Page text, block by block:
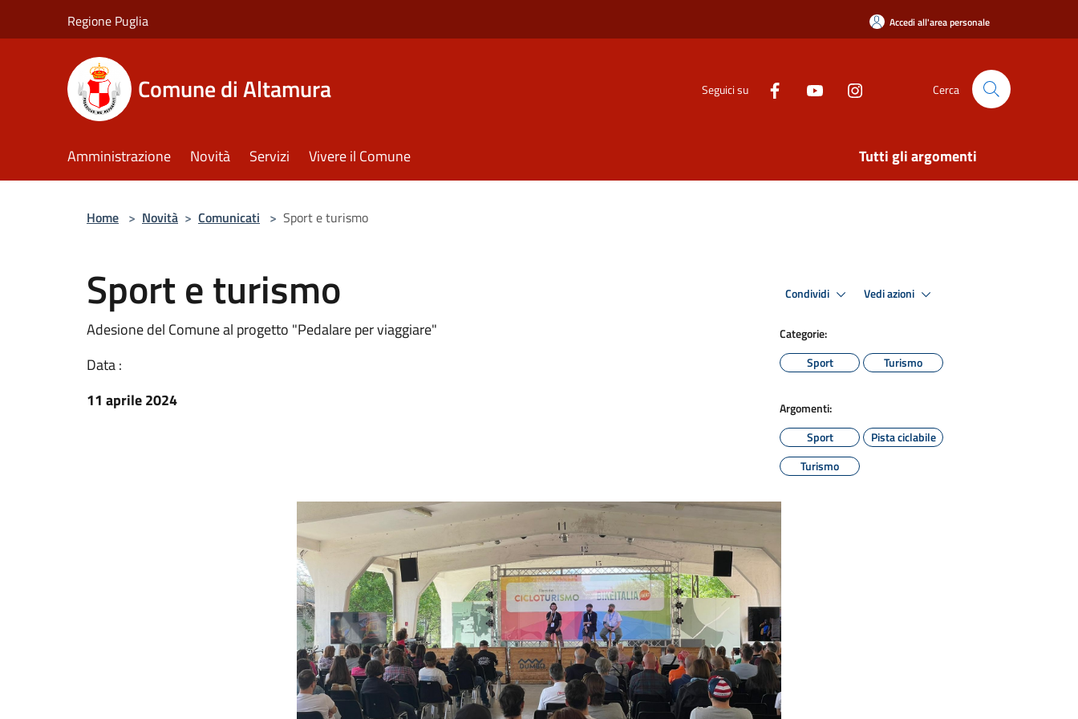
Regione Puglia Accedi all'area personale
Comune di Altamura Seguici su Cerca
Amministrazione Novità Servizi Vivere il Comune Tutti gli argomenti
Home > Novità > Comunicati > Sport e turismo
Sport e turismo
Adesione del Comune al progetto "Pedalare per viaggiare"
Data :
11 aprile 2024
Condividi Vedi azioni
Categorie:
Sport
Turismo
Argomenti:
Sport
Pista ciclabile
Turismo